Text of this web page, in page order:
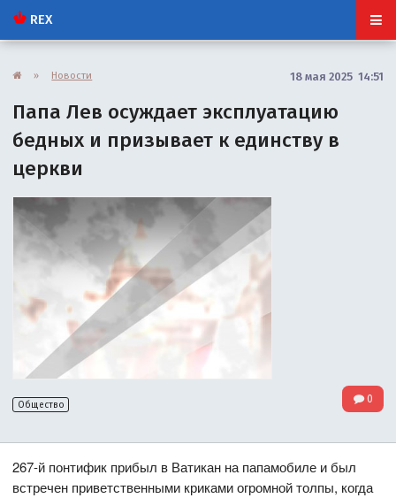
REX
» Новости 18 мая 2025 14:51
Папа Лев осуждает эксплуатацию
бедных и призывает к единству в
церкви
Общество 0
267-й понтифик прибыл в Ватикан на папамобиле и был
встречен приветственными криками огромной толпы, когда